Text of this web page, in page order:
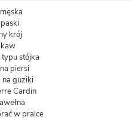
krój
typu stójka
piersi
na guziki
Cardin
w pralce